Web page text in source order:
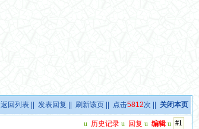
返回列表 ||发表回复 ||刷新该页 || 点击5812次 || 关闭本页
#1
u 历史记录 u 回复 u 编辑 u